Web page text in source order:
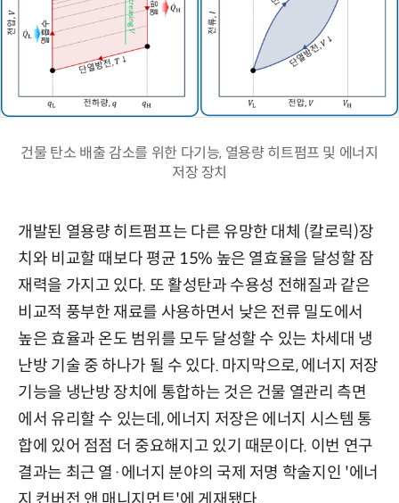
건물 탄소 배출 감소를 위한 다기능, 열용량 히트펌프 및 에너지
저장 장치
개발된 열용량 히트펌프는 다른 유망한 대체 (칼로릭)장
치와 비교할 때보다 평균 15% 높은 열효율을 달성할 잠
재력을 가지고 있다. 또 활성탄과 수용성 전해질과 같은
비교적 풍부한 재료를 사용하면서 낮은 전류 밀도에서
높은 효율과 온도 범위를 모두 달성할 수 있는 차세대 냉
난방 기술 중 하나가 될 수 있다. 마지막으로, 에너지 저장
기능을 냉난방 장치에 통합하는 것은 건물 열관리 측면
에서 유리할 수 있는데, 에너지 저장은 에너지 시스템 통
합에 있어 점점 더 중요해지고 있기 때문이다. 이번 연구
결과는 최근 열·에너지 분야의 국제 저명 학술지인 '에너